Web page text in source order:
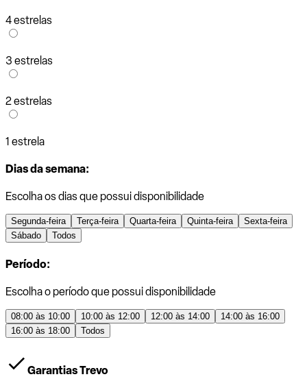
4 estrelas
3 estrelas
2 estrelas
1 estrela
Dias da semana:
Escolha os dias que possui disponibilidade
Segunda-feira Terça-feira Quarta-feira Quinta-feira
Sexta-feira
Sábado
Todos
Período:
Escolha o período que possui disponibilidade
08:00 às 10:00 10:00 às 12:00 12:00 às 14:00
14:00 às 16:00
16:00 às 18:00
Todos
Garantias Trevo